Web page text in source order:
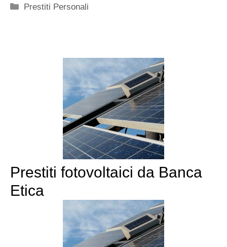
Categorie
Prestiti Personali
Prestiti fotovoltaici da Banca
Etica